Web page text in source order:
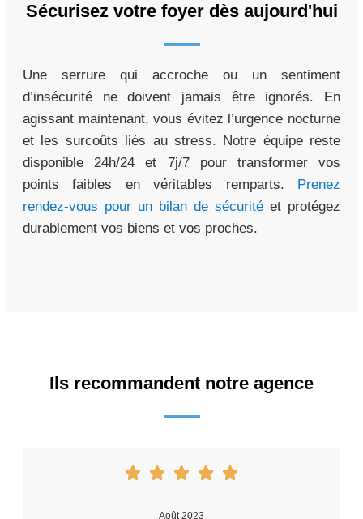
Sécurisez votre foyer dès aujourd'hui
Une serrure qui accroche ou un sentiment
d’insécurité ne doivent jamais être ignorés. En
agissant maintenant, vous évitez l’urgence nocturne
et les surcoûts liés au stress. Notre équipe reste
disponible 24h/24 et 7j/7 pour transformer vos
points faibles en véritables remparts. Prenez
rendez-vous pour un bilan de sécurité et protégez
durablement vos biens et vos proches.
Ils recommandent notre agence
Août 2023